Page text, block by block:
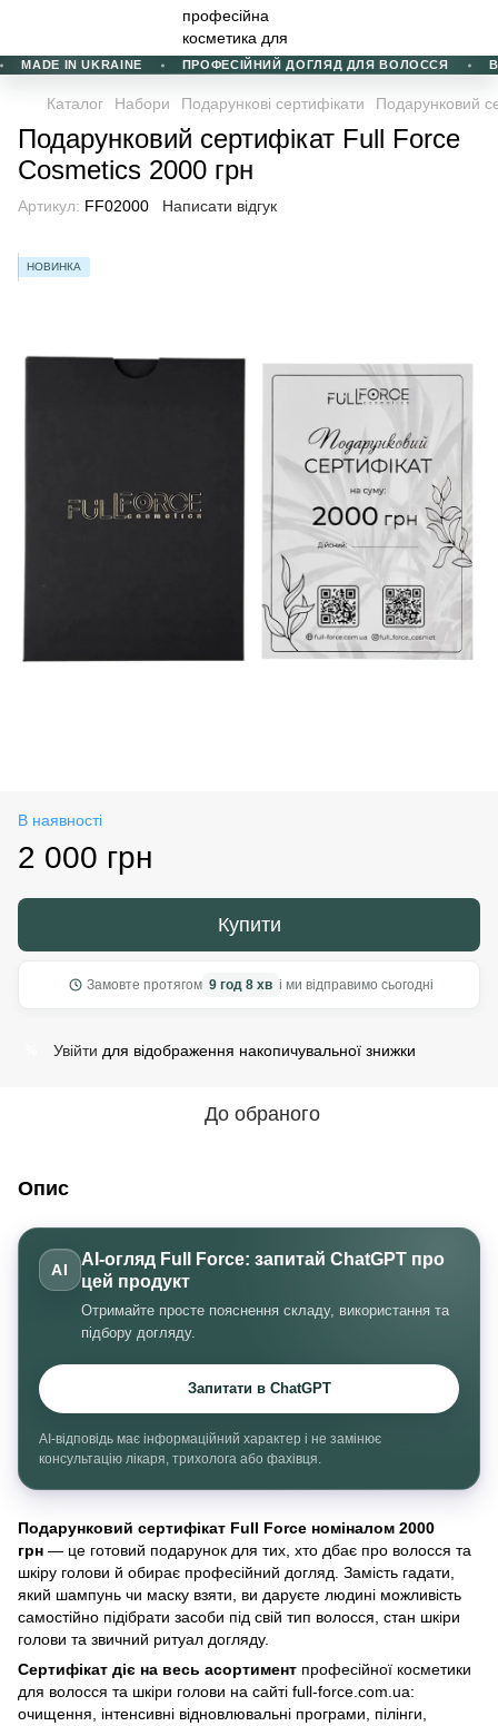
MADE IN UKRAINE ПРОФЕСІЙНИЙ ДОГЛЯД ДЛЯ ВОЛОССЯ
Каталог Набори Подарункові сертифікати Подарунковий
Подарунковий сертифікат Full Force
Cosmetics 2000 грн
Артикул: FF02000 Написати відгук
НОВИНКА
В наявності
2 000 грн
Купити
Замовте протягом 9 год 8 хв і ми відправимо сьогодні
Увійти для відображення накопичувальної знижки
До обраного
Опис
AI
AI-огляд Full Force: запитай ChatGPT про
цей продукт
Отримайте просте пояснення складу, використання та
підбору догляду.
Запитати в ChatGPT
AI-відповідь має інформаційний характер і не замінює
консультацію лікаря, трихолога або фахівця.
Подарунковий сертифікат Full Force номіналом 2000
грн — це готовий подарунок для тих, хто дбає про волосся та
шкіру голови й обирає професійний догляд. Замість гадати,
який шампунь чи маску взяти, ви даруєте людині можливість
самостійно підібрати засоби під свій тип волосся, стан шкіри
голови та звичний ритуал догляду.
Сертифікат діє на весь асортимент професійної косметики
для волосся та шкіри голови на сайті full-force.com.ua:
очищення, інтенсивні відновлювальні програми, пілінги,